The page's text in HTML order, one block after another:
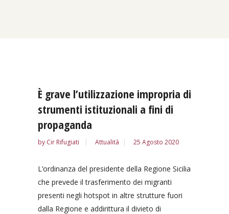
È grave l’utilizzazione impropria di
strumenti istituzionali a fini di
propaganda
by Cir Rifugiati Attualità 25 Agosto 2020
L’ordinanza del presidente della Regione Sicilia
che prevede il trasferimento dei migranti
presenti negli hotspot in altre strutture fuori
dalla Regione e addirittura il divieto di